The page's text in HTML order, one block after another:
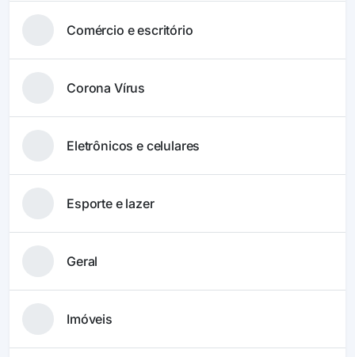
Comércio e escritório
Corona Vírus
Eletrônicos e celulares
Esporte e lazer
Geral
Imóveis